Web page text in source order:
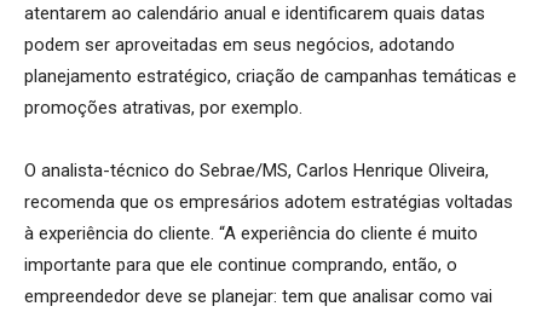
atentarem ao calendário anual e identificarem quais datas
podem ser aproveitadas em seus negócios, adotando
planejamento estratégico, criação de campanhas temáticas e
promoções atrativas, por exemplo.
O analista-técnico do Sebrae/MS, Carlos Henrique Oliveira,
recomenda que os empresários adotem estratégias voltadas
à experiência do cliente. “A experiência do cliente é muito
importante para que ele continue comprando, então, o
empreendedor deve se planejar: tem que analisar como vai